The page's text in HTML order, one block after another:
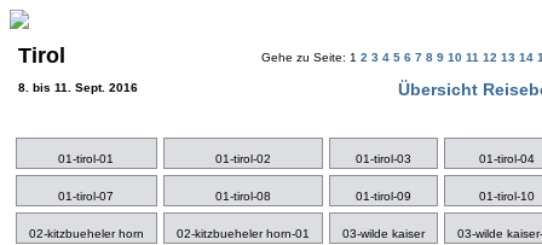
Tirol
8. bis 11. Sept. 2016
Gehe zu Seite: 1 2 3 4 5 6 7 8 9 10 11 12 13 14
Übersicht
01-tirol-01 01-tirol-02 01-tirol-03 01-tirol-04
01-tirol-07 01-tirol-08 01-tirol-09 01-tirol-10
02-kitzbueheler horn 02-kitzbueheler horn-01 03-wilde kaiser
03-wilde